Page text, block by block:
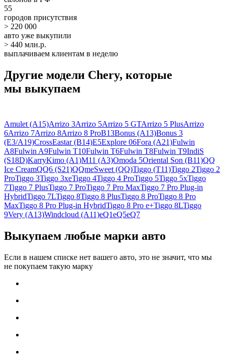
55
городов присутствия
> 220 000
авто уже выкупили
> 440 млн.р.
выплачиваем клиентам в неделю
Другие модели Chery, которые
мы выкупаем
Amulet (A15)Arrizo 3Arrizo 5Arrizo 5 GTArrizo 5 PlusArrizo
6Arrizo 7Arrizo 8Arrizo 8 ProB13Bonus (A13)Bonus 3
(E3/A19)CrossEastar (B14)E5Explore 06Fora (A21)Fulwin
A8Fulwin A9Fulwin T10Fulwin T6Fulwin T8Fulwin T9IndiS
(S18D)KarryKimo (A1)M11 (A3)Omoda 5Oriental Son (B11)QQ
Ice CreamQQ6 (S21)QQmeSweet (QQ)Tiggo (T11)Tiggo 2Tiggo 2
ProTiggo 3Tiggo 3xeTiggo 4Tiggo 4 ProTiggo 5Tiggo 5xTiggo
7Tiggo 7 PlusTiggo 7 ProTiggo 7 Pro MaxTiggo 7 Pro Plug-in
HybridTiggo 7LTiggo 8Tiggo 8 PlusTiggo 8 ProTiggo 8 Pro
MaxTiggo 8 Pro Plug-in HybridTiggo 8 Pro e+Tiggo 8LTiggo
9Very (A13)Windcloud (A11)eQ1eQ5eQ7
Выкупаем любые марки авто
Если в нашем списке нет вашего авто, это не значит, что мы
не покупаем такую марку